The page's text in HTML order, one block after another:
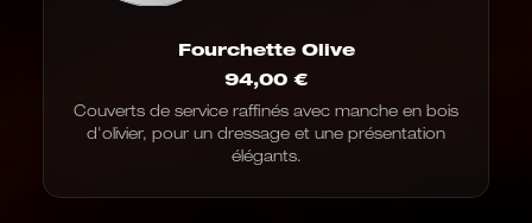
Fourchette Olive
94,00 €
Couverts de service raffinés avec manche en bois
d'olivier, pour un dressage et une présentation
élégants.